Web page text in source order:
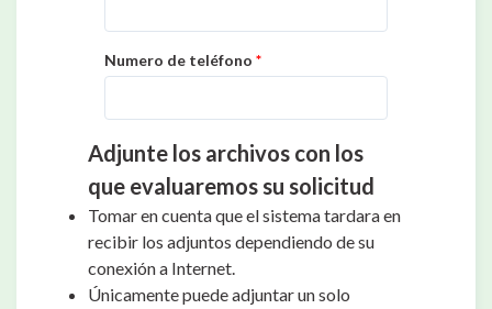
Numero de teléfono *
Adjunte los archivos con los
que evaluaremos su solicitud
Tomar en cuenta que el sistema tardara en
recibir los adjuntos dependiendo de su
conexión a Internet.
Únicamente puede adjuntar un solo